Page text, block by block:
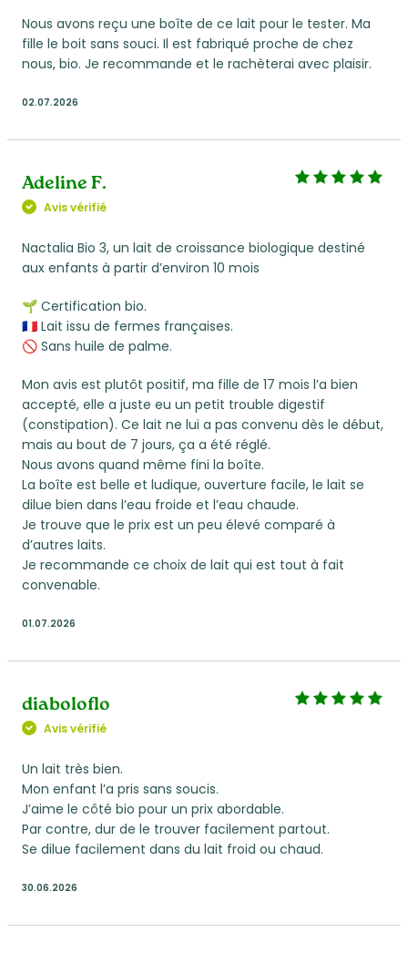
Nous avons reçu une boîte de ce lait pour le tester. Ma
fille le boit sans souci. Il est fabriqué proche de chez
nous, bio. Je recommande et le rachèterai avec plaisir.
02.07.2026
Adeline F.
Avis vérifié
Nactalia Bio 3, un lait de croissance biologique destiné
aux enfants à partir d’environ 10 mois
🌱 Certification bio.
🇫🇷 Lait issu de fermes françaises.
🚫 Sans huile de palme.
Mon avis est plutôt positif, ma fille de 17 mois l’a bien
accepté, elle a juste eu un petit trouble digestif
(constipation). Ce lait ne lui a pas convenu dès le début,
mais au bout de 7 jours, ça a été réglé.
Nous avons quand même fini la boîte.
La boîte est belle et ludique, ouverture facile, le lait se
dilue bien dans l’eau froide et l’eau chaude.
Je trouve que le prix est un peu élevé comparé à
d’autres laits.
Je recommande ce choix de lait qui est tout à fait
convenable.
01.07.2026
diaboloflo
Avis vérifié
Un lait très bien.
Mon enfant l’a pris sans soucis.
J’aime le côté bio pour un prix abordable.
Par contre, dur de le trouver facilement partout.
Se dilue facilement dans du lait froid ou chaud.
30.06.2026